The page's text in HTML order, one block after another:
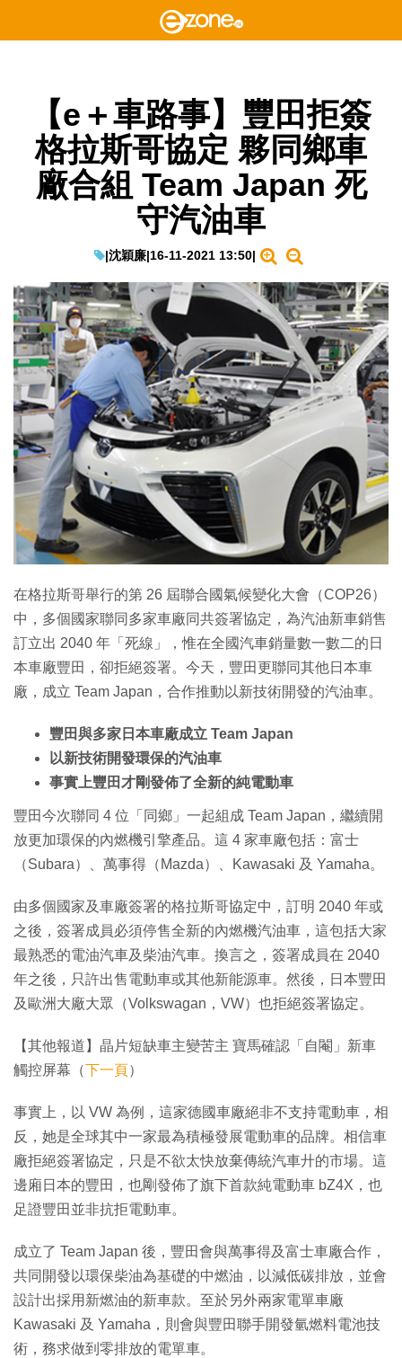
【e＋車路事】豐田拒簽
格拉斯哥協定 夥同鄉車
廠合組 Team Japan 死
守汽油車
|沈穎廉|16-11-2021 13:50|
在格拉斯哥舉行的第 26 屆聯合國氣候變化大會（COP26）
中，多個國家聯同多家車廠同共簽署協定，為汽油新車銷售
訂立出 2040 年「死線」，惟在全國汽車銷量數一數二的日
本車廠豐田，卻拒絕簽署。今天，豐田更聯同其他日本車
廠，成立 Team Japan，合作推動以新技術開發的汽油車。
豐田與多家日本車廠成立 Team Japan
以新技術開發環保的汽油車
事實上豐田才剛發佈了全新的純電動車
豐田今次聯同 4 位「同鄉」一起組成 Team Japan，繼續開
放更加環保的內燃機引擎產品。這 4 家車廠包括：富士
（Subara）、萬事得（Mazda）、Kawasaki 及 Yamaha。
由多個國家及車廠簽署的格拉斯哥協定中，訂明 2040 年或
之後，簽署成員必須停售全新的內燃機汽油車，這包括大家
最熟悉的電油汽車及柴油汽車。換言之，簽署成員在 2040
年之後，只許出售電動車或其他新能源車。然後，日本豐田
及歐洲大廠大眾（Volkswagan，VW）也拒絕簽署協定。
【其他報道】晶片短缺車主變苦主 寶馬確認「自閹」新車
觸控屏幕（下一頁）
事實上，以 VW 為例，這家德國車廠絕非不支持電動車，相
反，她是全球其中一家最為積極發展電動車的品牌。相信車
廠拒絕簽署協定，只是不欲太快放棄傳統汽車廾的市場。這
邊廂日本的豐田，也剛發佈了旗下首款純電動車 bZ4X，也
足證豐田並非抗拒電動車。
成立了 Team Japan 後，豐田會與萬事得及富士車廠合作，
共同開發以環保柴油為基礎的中燃油，以減低碳排放，並會
設計出採用新燃油的新車款。至於另外兩家電單車廠
Kawasaki 及 Yamaha，則會與豐田聯手開發氫燃料電池技
術，務求做到零排放的電單車。